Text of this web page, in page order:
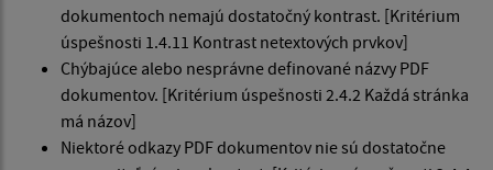
dokumentoch nemajú dostatočný kontrast. [Kritérium
úspešnosti 1.4.11 Kontrast netextových prvkov]
Chýbajúce alebo nesprávne definované názvy PDF
dokumentov. [Kritérium úspešnosti 2.4.2 Každá stránka
má názov]
Niektoré odkazy PDF dokumentov nie sú dostatočne